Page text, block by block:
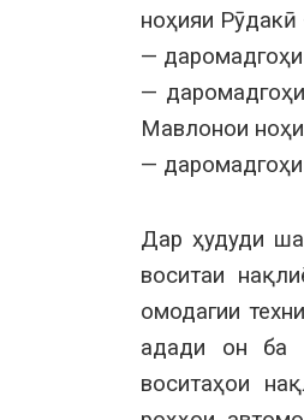
ноҳияи
—
—
Мавлонои
—
Дар ҳудуди
воситаи
омодагии
адади он ба
воситаҳои